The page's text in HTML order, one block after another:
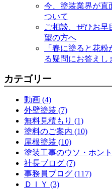
今、塗装業界が直
ついて
ご相談、ぜひお早
望の方へ
「春に塗ると花
る疑問にお答えし
カテゴリー
動画 (4)
外壁塗装 (7)
無料見積もり (1)
塗料のご案内 (10)
屋根塗装 (10)
塗装工事のウソ・ホン
社長ブログ (7)
事務員ブログ (117)
ＤＩＹ (3)